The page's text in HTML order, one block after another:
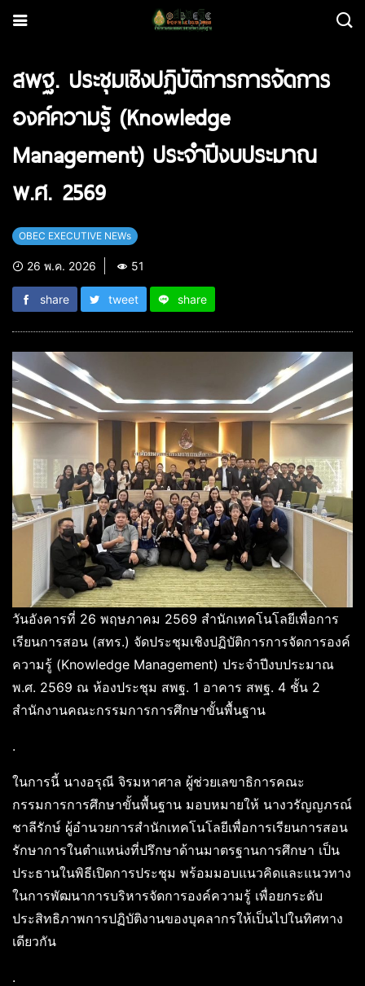
สพฐ. ประชุมเชิงปฏิบัติการการจัดการ
องค์ความรู้ (Knowledge
Management) ประจำปีงบประมาณ
พ.ศ. 2569
OBEC EXECUTIVE NEWs
26 พ.ค. 2026 51
share tweet share
วันอังคารที่ 26 พฤษภาคม 2569 สำนักเทคโนโลยีเพื่อการ
เรียนการสอน (สทร.) จัดประชุมเชิงปฏิบัติการการจัดการองค์
ความรู้ (Knowledge Management) ประจำปีงบประมาณ
พ.ศ. 2569 ณ ห้องประชุม สพฐ. 1 อาคาร สพฐ. 4 ชั้น 2
สำนักงานคณะกรรมการการศึกษาขั้นพื้นฐาน
.
ในการนี้ นางอรุณี จิรมหาศาล ผู้ช่วยเลขาธิการคณะ
กรรมการการศึกษาขั้นพื้นฐาน มอบหมายให้ นางวรัญญภรณ์
ชาลีรักษ์ ผู้อำนวยการสำนักเทคโนโลยีเพื่อการเรียนการสอน
รักษาการในตำแหน่งที่ปรึกษาด้านมาตรฐานการศึกษา เป็น
ประธานในพิธีเปิดการประชุม พร้อมมอบแนวคิดและแนวทาง
ในการพัฒนาการบริหารจัดการองค์ความรู้ เพื่อยกระดับ
ประสิทธิภาพการปฏิบัติงานของบุคลากรให้เป็นไปในทิศทาง
เดียวกัน
.